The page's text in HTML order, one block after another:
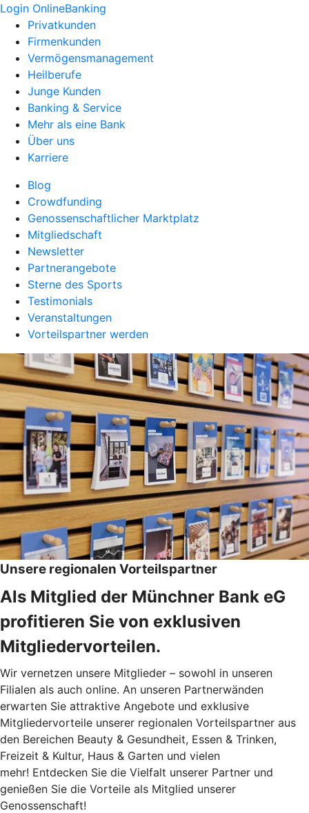
Login OnlineBanking
Privatkunden
Firmenkunden
Vermögensmanagement
Heilberufe
Junge Kunden
Banking & Service
Mehr als eine Bank
Über uns
Karriere
Blog
Crowdfunding
Genossenschaftlicher Marktplatz
Mitgliedschaft
Newsletter
Partnerangebote
Sterne des Sports
Testimonials
Veranstaltungen
Vorteilspartner werden
Unsere regionalen Vorteilspartner
Als Mitglied der Münchner Bank eG
profitieren Sie von exklusiven
Mitgliedervorteilen.
Wir vernetzen unsere Mitglieder – sowohl in unseren
Filialen als auch online. An unseren Partnerwänden
erwarten Sie attraktive Angebote und exklusive
Mitgliedervorteile unserer regionalen Vorteilspartner aus
den Bereichen Beauty & Gesundheit, Essen & Trinken,
Freizeit & Kultur, Haus & Garten und vielen
mehr! Entdecken Sie die Vielfalt unserer Partner und
genießen Sie die Vorteile als Mitglied unserer
Genossenschaft!